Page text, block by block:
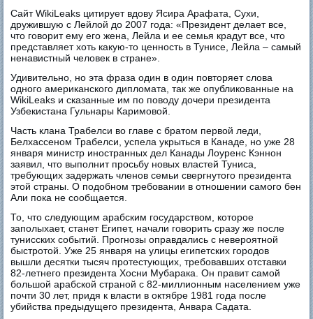
Сайт WikiLeaks цитирует вдову Ясира Арафата, Сухи,
дружившую с Лейлой до 2007 года: «Президент делает все,
что говорит ему его жена, Лейла и ее семья крадут все, что
представляет хоть какую-то ценность в Тунисе, Лейла – самый
ненавистный человек в стране».
Удивительно, но эта фраза один в один повторяет слова
одного американского дипломата, так же опубликованные на
WikiLeaks и сказанные им по поводу дочери президента
Узбекистана Гульнары Каримовой.
Часть клана Трабелси во главе с братом первой леди,
Белхассеном Трабелси, успела укрыться в Канаде, но уже 28
января министр иностранных дел Канады Лоуренс Кэннон
заявил, что выполнит просьбу новых властей Туниса,
требующих задержать членов семьи свергнутого президента
этой страны. О подобном требовании в отношении самого бен
Али пока не сообщается.
То, что следующим арабским государством, которое
заполыхает, станет Египет, начали говорить сразу же после
тунисских событий. Прогнозы оправдались с невероятной
быстротой. Уже 25 января на улицы египетских городов
вышли десятки тысяч протестующих, требовавших отставки
82-летнего президента Хосни Мубарака. Он правит самой
большой арабской страной с 82-миллионным населением уже
почти 30 лет, придя к власти в октябре 1981 года после
убийства предыдущего президента, Анвара Садата.